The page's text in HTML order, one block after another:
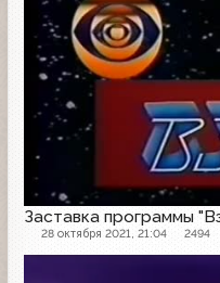
Заставка программы
28 октября 2021, 21:04 2494